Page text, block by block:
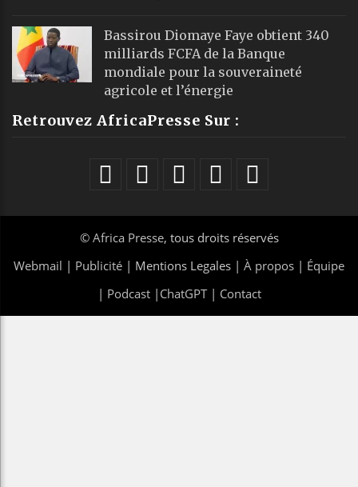
Bassirou Diomaye Faye obtient 340
milliards FCFA de la Banque
mondiale pour la souveraineté
agricole et l’énergie
Retrouvez AfricaPresse Sur :
© Africa Presse, tous droits réservés
Webmail | Publicité | Mentions Legales | À propos | Équipe
| Podcast| ChatGPT| Contact